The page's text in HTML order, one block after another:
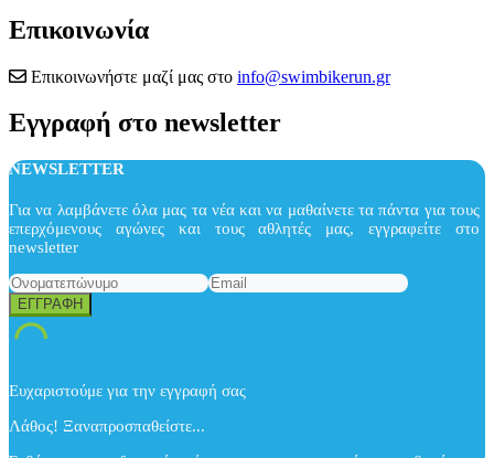
Επικοινωνία
Επικοινωνήστε μαζί μας στο info@swimbikerun.gr
Εγγραφή στο newsletter
NEWSLETTER
Για να λαμβάνετε όλα μας τα νέα και να μαθαίνετε τα πάντα για τους
επερχόμενους αγώνες και τους αθλητές μας, εγγραφείτε στο
newsletter
Ευχαριστούμε για την εγγραφή σας
Λάθος! Ξαναπροσπαθείστε...